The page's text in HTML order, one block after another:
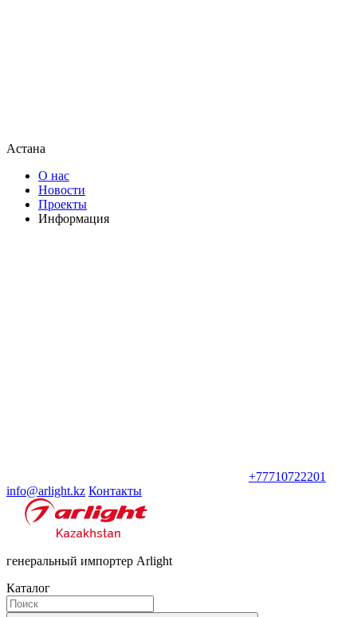
Астана
О нас
Новости
Проекты
Информация
+77710722201
info@arlight.kz Контакты
генеральный импортер Arlight
Каталог